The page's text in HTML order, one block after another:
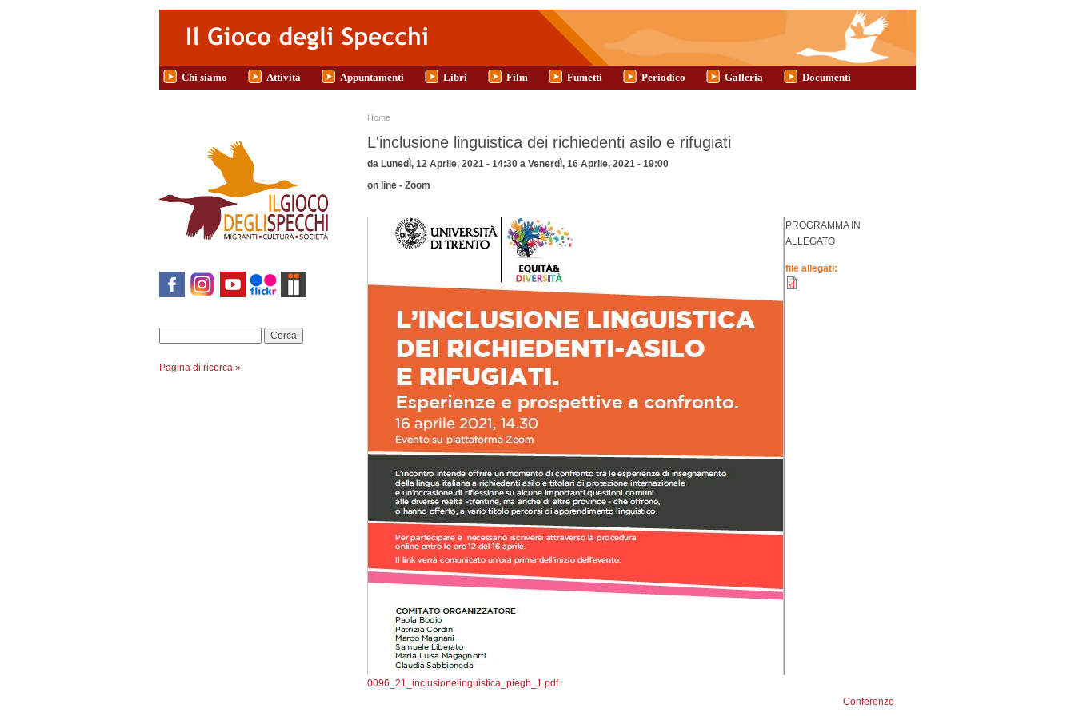
Chi siamo Attività Appuntamenti Libri Film Fumetti Periodico Galleria Documenti
Pagina di ricerca »
Tu sei qui
Home
L'inclusione linguistica dei richiedenti asilo e rifugiati
da Lunedì, 12 Aprile, 2021 - 14:30 a Venerdì, 16 Aprile, 2021 - 19:00
on line - Zoom
PROGRAMMA IN
ALLEGATO
file allegati:
0096_21_inclusionelinguistica_piegh_1.pdf
Conferenze